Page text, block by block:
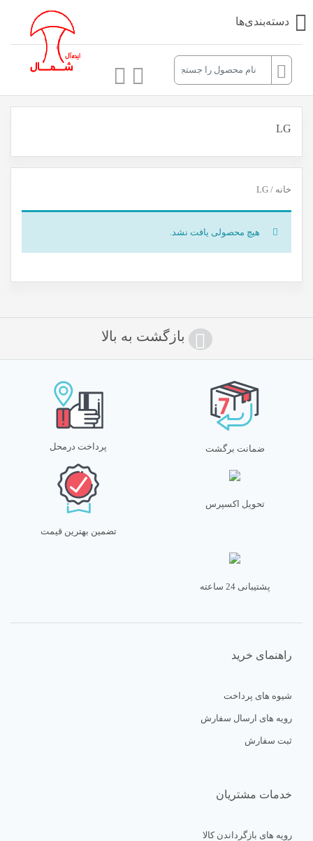
دسته‌بندی‌ها
LG
خانه / LG
هیچ محصولی یافت نشد.
بازگشت به بالا
ضمانت برگشت پرداخت درمحل
تحویل اکسپرس
تضمین بهترین قیمت
پشتیبانی 24 ساعته
راهنمای خرید
شیوه های پرداخت
رویه های ارسال سفارش
ثبت سفارش
خدمات مشتریان
رویه های بازگرداندن کالا